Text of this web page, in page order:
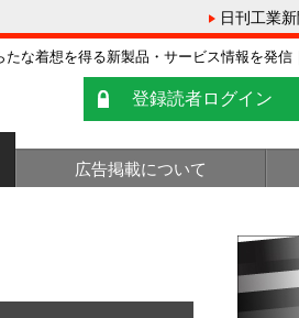
日刊工業
な着想を得る新製品・サービス情報を発信
登録読者ログイン
広告掲載について